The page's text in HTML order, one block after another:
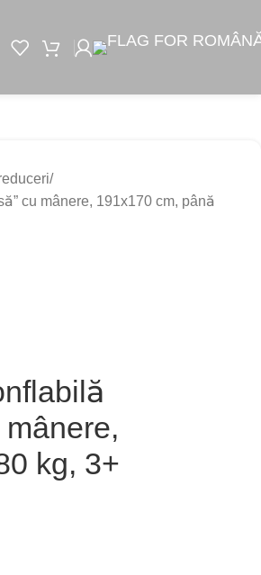
cu mânere, 191х170 cm, până
mânere,
kg, 3+